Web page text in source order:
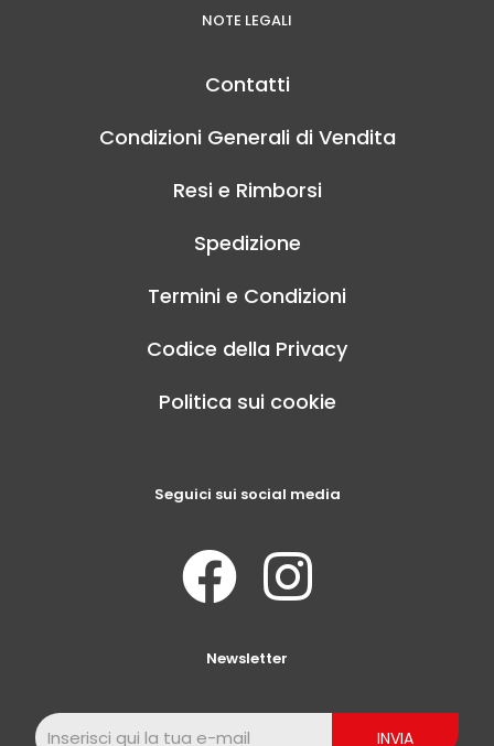
NOTE LEGALI
Contatti
Condizioni Generali di Vendita
Resi e Rimborsi
Spedizione
Termini e Condizioni
Codice della Privacy
Politica sui cookie
Seguici sui social media
Newsletter